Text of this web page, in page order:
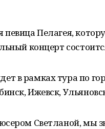
певица Пелагея,
концерт
в рамках тура по
Ижевск,
Светланой, мы